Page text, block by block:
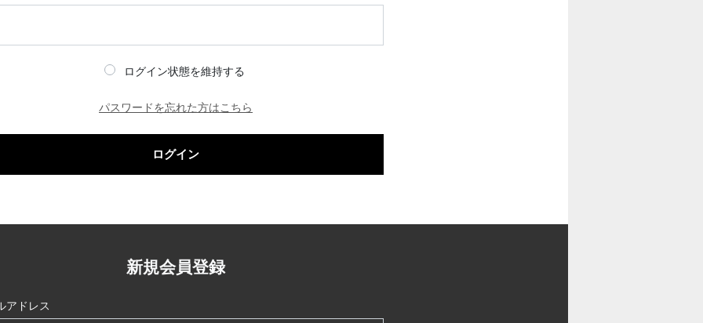
ログイン状態を維持する
パスワードを忘れた方はこちら
ログイン
新規会員登録
アドレス